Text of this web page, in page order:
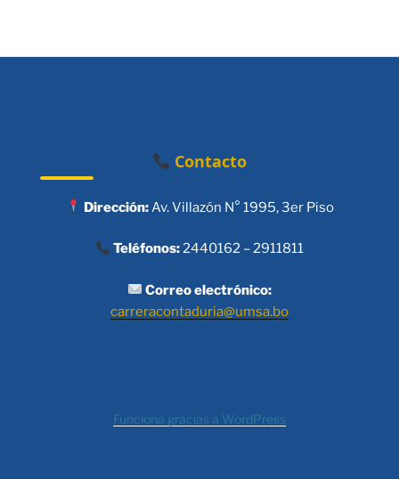
Contacto
Dirección:Av. Villazón N° 1995, 3er Piso
Teléfonos:2440162 – 2911811
Correo electrónico:
carreracontaduria@umsa.bo
Funciona gracias a WordPress